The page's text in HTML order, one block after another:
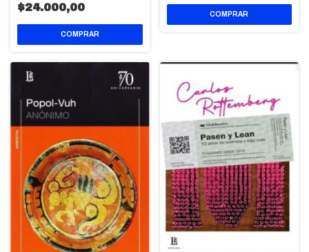
$24.000,00